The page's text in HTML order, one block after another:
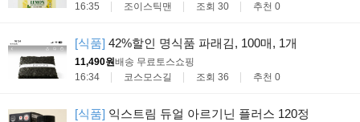
16:35
조이스틱맨 조회 30 추천 0
[식품] 42%할인 명식품 파래김, 100매, 1개
11,490원배송 무료토스쇼핑
16:34
코스모스길 조회 36 추천 0
[식품] 익스트림 듀얼 아르기닌 플러스 120정